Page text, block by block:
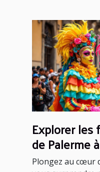
Explorer
de Palerme
saisons
Plongez au cœur